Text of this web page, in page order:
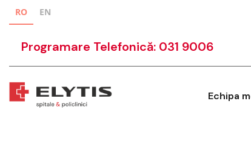
RO EN
Programare Telefonică: 031 9006
Echipa